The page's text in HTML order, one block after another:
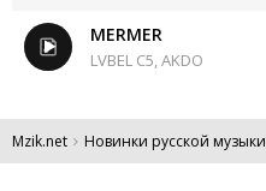
MERMER
LVBEL C5, AKDO
Mzik.net Новинки русской музыки